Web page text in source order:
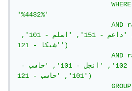
                        WHERE id_trainee LIKE
'%4432%'
                        AND ramz IN ('داعم -
221', 'انجل - 204', 'داعم - 151', 'اسلم - 101',
'شبكا - 121')
                        AND ramz NOT IN ('حاسب
- 102', 'انجل - 102', 'انجل - 101', 'حاسب -
101', 'حاسب - 121')
                        GROUP BY id_trainee